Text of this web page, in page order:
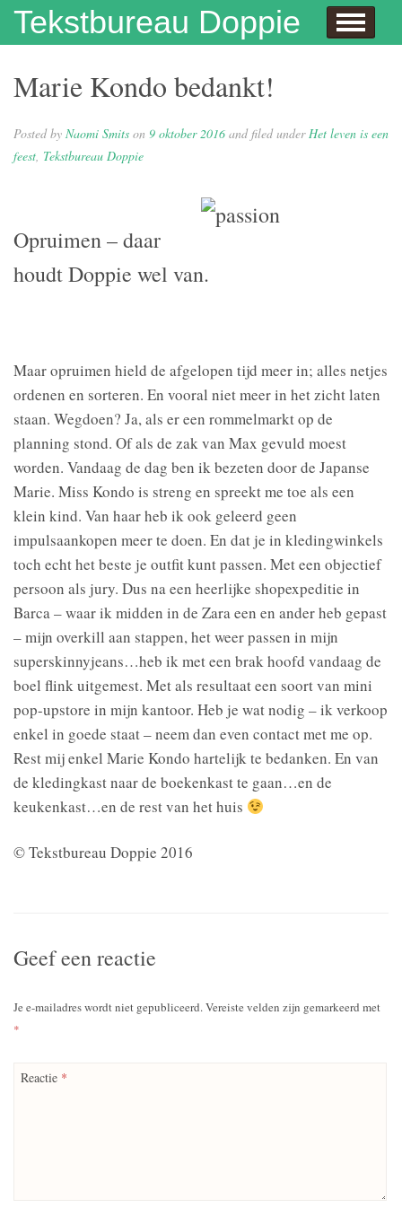
Tekstbureau Doppie
Hallo
Dit doe ik!
Dit doe ik ook!
Enthousiaste opdrachtgevers
Over mij
Publicaties
Wie niet leest is gek
Juf Naomi klapt uit de school
Eh…juf, hoe krijg je eigenlijk kinderen?
Columns
In de media
Contact
Privacybeleid
Marie Kondo bedankt!
Posted by Naomi Smits on 9 oktober 2016 and filed underHet leven is een
feest, Tekstbureau Doppie
Opruimen – daar
houdt Doppie wel van.
Maar opruimen hield de afgelopen tijd meer in; alles netjes
ordenen en sorteren. En vooral niet meer in het zicht laten
staan. Wegdoen? Ja, als er een rommelmarkt op de
planning stond. Of als de zak van Max gevuld moest
worden. Vandaag de dag ben ik bezeten door de Japanse
Marie. Miss Kondo is streng en spreekt me toe als een
klein kind. Van haar heb ik ook geleerd geen
impulsaankopen meer te doen. En dat je in kledingwinkels
toch echt het beste je outfit kunt passen. Met een objectief
persoon als jury. Dus na een heerlijke shopexpeditie in
Barca – waar ik midden in de Zara een en ander heb gepast
– mijn overkill aan stappen, het weer passen in mijn
superskinnyjeans…heb ik met een brak hoofd vandaag de
boel flink uitgemest. Met als resultaat een soort van mini
pop-upstore in mijn kantoor. Heb je wat nodig – ik verkoop
enkel in goede staat – neem dan even contact met me op.
Rest mij enkel Marie Kondo hartelijk te bedanken. En van
de kledingkast naar de boekenkast te gaan…en de
keukenkast…en de rest van het huis
© Tekstbureau Doppie 2016
Geef een reactie
Je e-mailadres wordt niet gepubliceerd.Vereiste velden zijn gemarkeerd met
*
Reactie *